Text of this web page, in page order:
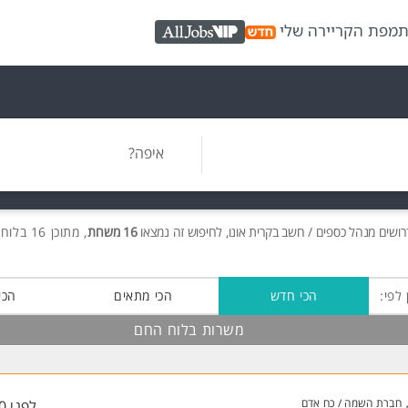
מפת הקריירה שלי AllJobs VIP
איפה?
מנהל כספים / חשב בקרית אונו, לחיפוש זה נמצאו16 משרות , מתוכן 16 בלוח החם חינם!
לפי: הכי חדש הכי מתאים
משרות בלוח החם
חברת השמה / כח אדם